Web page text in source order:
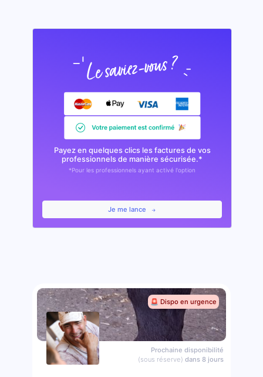
Payez en quelques clics les factures de vos
professionnels de manière sécurisée.*
*Pour les professionnels ayant activé l'option
Je me lance
🚨 Dispo en urgence
Prochaine disponibilité
(sous réserve) dans 8 jours